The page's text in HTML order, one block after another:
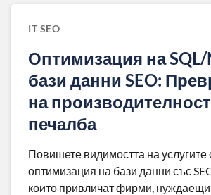
IT SEO
Оптимизация на SQL/
бази данни SEO:
на
печалба
Повишете видимостта на услугите
оптимизация на бази данни със
които привличат фирми, нуждаещи